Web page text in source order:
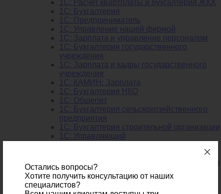
1C: Расчет квартплаты и бухгалтерия ЖКХ
1C: Бухгалтерия
1C: Предприниматель
1C: Управление нашей фирмой
1C: Зарплата и управление персоналом
1C: Бухгалтерия государственного
учреждения
1C: Зарплата и кадры государственного
учреждения
1C: КАМИН: Зарплата
1C: Бухгалтерия НКО
1С: Общепит
1С: Бухгалтерия сельскохозяйст­венного
предприятия
1С: Бухгалтерия строительной организации
1С: Управляющий
1С: Бухгалтерия строительной организации
1С: Розница. Салон оптики
1С: Розница. Магазин автозапчастей
1C: Общепит
Остались вопросы?
Хотите получить консультацию от наших
специалистов?